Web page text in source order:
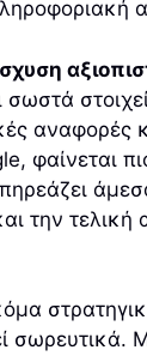
σωστά
αναφορές
φαίνεται
την τελική
σωρευτικά.